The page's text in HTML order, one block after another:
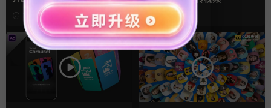
3小时前 2天前